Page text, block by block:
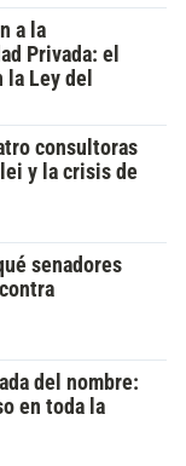
a la
Privada: el
Ley del
consultoras
y la crisis de
senadores
del nombre:
en toda la